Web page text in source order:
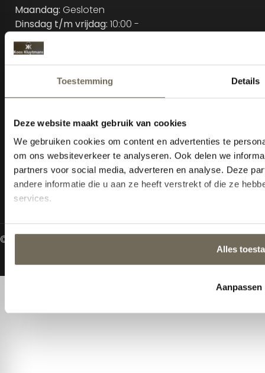
Maandag: Gesloten
Dinsdag t/m vrijdag: 10:00 -
18:00 uur
Zaterdag:
Zondag:Gesloten m.u.v.
koopzondagen
mogelijkheden:
Maandag en Zondag:13:00
- 17:00 uur
Woensdag t/m
donderdag:19:00 - 21:00 uur
© 2026 Alle rechten gereserveerd
Gemaakt door MHS Media